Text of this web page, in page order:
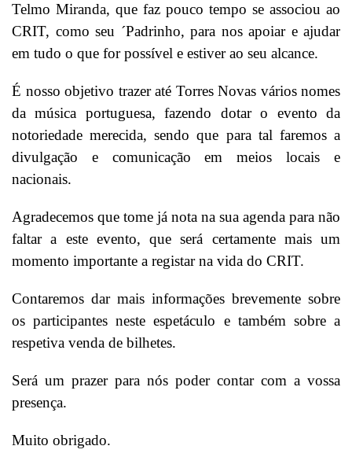
Telmo Miranda, que faz pouco tempo se associou ao
CRIT, como seu ´Padrinho, para nos apoiar e ajudar
em tudo o que for possível e estiver ao seu alcance.
É nosso objetivo trazer até Torres Novas vários nomes
da música portuguesa, fazendo dotar o evento da
notoriedade merecida, sendo que para tal faremos a
divulgação e comunicação em meios locais e
nacionais.
Agradecemos que tome já nota na sua agenda para não
faltar a este evento, que será certamente mais um
momento importante a registar na vida do CRIT.
Contaremos dar mais informações brevemente sobre
os participantes neste espetáculo e também sobre a
respetiva venda de bilhetes.
Será um prazer para nós poder contar com a vossa
presença.
Muito obrigado.